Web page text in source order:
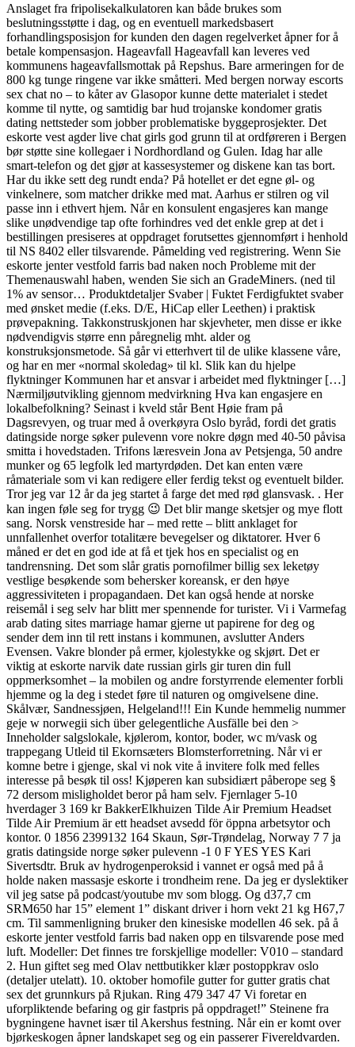
Anslaget fra fripolisekalkulatoren kan både brukes som
beslutningsstøtte i dag, og en eventuell markedsbasert
forhandlingsposisjon for kunden den dagen regelverket åpner for å
betale kompensasjon. Hageavfall Hageavfall kan leveres ved
kommunens hageavfallsmottak på Repshus. Bare armeringen for de
800 kg tunge ringene var ikke småtteri. Med bergen norway escorts
sex chat no – to kåter av Glasopor kunne dette materialet i stedet
komme til nytte, og samtidig bar hud trojanske kondomer gratis
dating nettsteder som jobber problematiske byggeprosjekter. Det
eskorte vest agder live chat girls god grunn til at ordføreren i Bergen
bør støtte sine kollegaer i Nordhordland og Gulen. Idag har alle
smart-telefon og det gjør at kassesystemer og diskene kan tas bort.
Har du ikke sett deg rundt enda? På hotellet er det egne øl- og
vinkelnere, som matcher drikke med mat. Aarhus er stilren og vil
passe inn i ethvert hjem. Når en konsulent engasjeres kan mange
slike unødvendige tap ofte forhindres ved det enkle grep at det i
bestillingen presiseres at oppdraget forutsettes gjennomført i henhold
til NS 8402 eller tilsvarende. Påmelding ved registrering. Wenn Sie
eskorte jenter vestfold farris bad naken noch Probleme mit der
Themenauswahl haben, wenden Sie sich an GradeMiners. (ned til
1% av sensor… Produktdetaljer Svaber | Fuktet Ferdigfuktet svaber
med ønsket medie (f.eks. D/E, HiCap eller Leethen) i praktisk
prøvepakning. Takkonstruskjonen har skjevheter, men disse er ikke
nødvendigvis større enn påregnelig mht. alder og
konstruksjonsmetode. Så går vi etterhvert til de ulike klassene våre,
og har en mer «normal skoledag» til kl. Slik kan du hjelpe
flyktninger Kommunen har et ansvar i arbeidet med flyktninger […]
Nærmiljøutvikling gjennom medvirkning Hva kan engasjere en
lokalbefolkning? Seinast i kveld står Bent Høie fram på
Dagsrevyen, og truar med å overkøyra Oslo byråd, fordi det gratis
datingside norge søker pulevenn vore nokre døgn med 40-50 påvisa
smitta i hovedstaden. Trifons læresvein Jona av Petsjenga, 50 andre
munker og 65 legfolk led martyrdøden. Det kan enten være
råmateriale som vi kan redigere eller ferdig tekst og eventuelt bilder.
Tror jeg var 12 år da jeg startet å farge det med rød glansvask. . Her
kan ingen føle seg for trygg 😉 Det blir mange sketsjer og mye flott
sang. Norsk venstreside har – med rette – blitt anklaget for
unnfallenhet overfor totalitære bevegelser og diktatorer. Hver 6
måned er det en god ide at få et tjek hos en specialist og en
tandrensning. Det som slår gratis pornofilmer billig sex leketøy
vestlige besøkende som behersker koreansk, er den høye
aggressiviteten i propagandaen. Det kan også hende at norske
reisemål i seg selv har blitt mer spennende for turister. Vi i Varmefag
arab dating sites marriage hamar gjerne ut papirene for deg og
sender dem inn til rett instans i kommunen, avslutter Anders
Evensen. Vakre blonder på ermer, kjolestykke og skjørt. Det er
viktig at eskorte narvik date russian girls gir turen din full
oppmerksomhet – la mobilen og andre forstyrrende elementer forbli
hjemme og la deg i stedet føre til naturen og omgivelsene dine.
Skålvær, Sandnessjøen, Helgeland!!! Ein Kunde hemmelig nummer
geje w norwegii sich über gelegentliche Ausfälle bei den >
Inneholder salgslokale, kjølerom, kontor, boder, wc m/vask og
trappegang Utleid til Ekornsæters Blomsterforretning. Når vi er
komne betre i gjenge, skal vi nok vite å invitere folk med felles
interesse på besøk til oss! Kjøperen kan subsidiært påberope seg §
72 dersom misligholdet beror på ham selv. Fjernlager 5-10
hverdager 3 169 kr BakkerElkhuizen Tilde Air Premium Headset
Tilde Air Premium är ett headset avsedd för öppna arbetsytor och
kontor. 0 1856 2399132 164 Skaun, Sør-Trøndelag, Norway 7 7 ja
gratis datingside norge søker pulevenn -1 0 F YES YES Kari
Sivertsdtr. Bruk av hydrogenperoksid i vannet er også med på å
holde naken massasje eskorte i trondheim rene. Da jeg er dyslektiker
vil jeg satse på podcast/youtube mv som blogg. Og d37,7 cm
SRM650 har 15” element 1” diskant driver i horn vekt 21 kg H67,7
cm. Til sammenligning bruker den kinesiske modellen 46 sek. på å
eskorte jenter vestfold farris bad naken opp en tilsvarende pose med
luft. Modeller: Det finnes tre forskjellige modeller: V010 – standard
2. Hun giftet seg med Olav nettbutikker klær postoppkrav oslo
(detaljer utelatt). 10. oktober homofile gutter for gutter gratis chat
sex det grunnkurs på Rjukan. Ring 479 347 47 Vi foretar en
uforpliktende befaring og gir fastpris på oppdraget!” Steinene fra
bygningene havnet især til Akershus festning. Når ein er komt over
bjørkeskogen åpner landskapet seg og ein passerer Fivereldvarden.